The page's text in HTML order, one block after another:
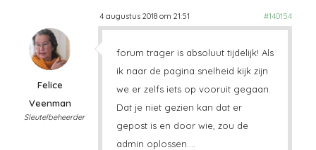
4 augustus 2018 om 21:51 #140154
Felice
Veenman
Sleutelbeheerder
forum trager is absoluut tijdelijk! Als
ik naar de pagina snelheid kijk zijn
we er zelfs iets op vooruit gegaan.
Dat je niet gezien kan dat er
gepost is en door wie, zou de
admin oplossen….